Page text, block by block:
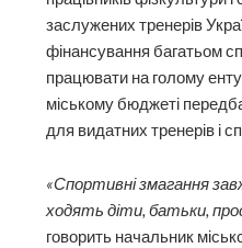
заслужених тренерів
фінансування багатьом
працювати на голому
міському бюджеті
для видатних тренерів і
«Спортивні змагання
ходять діти, батьки,
говорить начальник